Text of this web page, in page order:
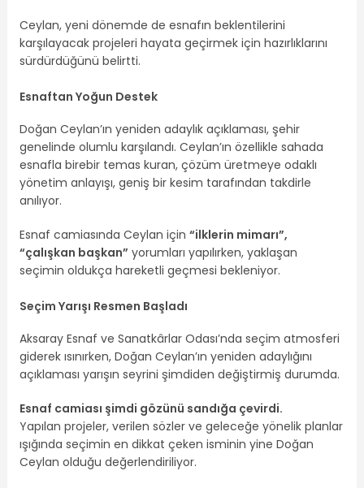
Ceylan, yeni dönemde de esnafın beklentilerini
karşılayacak projeleri hayata geçirmek için hazırlıklarını
sürdürdüğünü belirtti.
Esnaftan Yoğun Destek
Doğan Ceylan’ın yeniden adaylık açıklaması, şehir
genelinde olumlu karşılandı. Ceylan’ın özellikle sahada
esnafla birebir temas kuran, çözüm üretmeye odaklı
yönetim anlayışı, geniş bir kesim tarafından takdirle
anılıyor.
Esnaf camiasında Ceylan için “ilklerin mimarı”,
“çalışkan başkan” yorumları yapılırken, yaklaşan
seçimin oldukça hareketli geçmesi bekleniyor.
Seçim Yarışı Resmen Başladı
Aksaray Esnaf ve Sanatkârlar Odası’nda seçim atmosferi
giderek ısınırken, Doğan Ceylan’ın yeniden adaylığını
açıklaması yarışın seyrini şimdiden değiştirmiş durumda.
Esnaf camiası şimdi gözünü sandığa çevirdi.
Yapılan projeler, verilen sözler ve geleceğe yönelik planlar
ışığında seçimin en dikkat çeken isminin yine Doğan
Ceylan olduğu değerlendiriliyor.